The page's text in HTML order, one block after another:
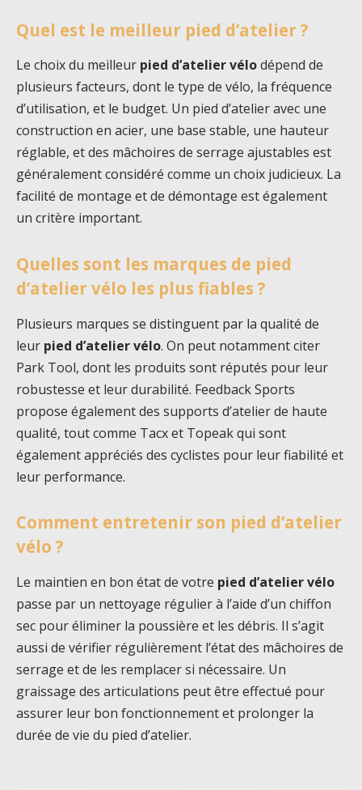
Quel est le meilleur pied d’atelier ?
Le choix du meilleur pied d’atelier vélodépend de
plusieurs facteurs, dont le type de vélo, la fréquence
d’utilisation, et le budget. Un pied d’atelier avec une
construction en acier, une base stable, une hauteur
réglable, et des mâchoires de serrage ajustables est
généralement considéré comme un choix judicieux. La
facilité de montage et de démontage est également
un critère important.
Quelles sont les marques de pied
d’atelier vélo les plus fiables ?
Plusieurs marques se distinguent par la qualité de
leur pied d’atelier vélo. On peut notamment citer
Park Tool, dont les produits sont réputés pour leur
robustesse et leur durabilité. Feedback Sports
propose également des supports d’atelier de haute
qualité, tout comme Tacx et Topeak qui sont
également appréciés des cyclistes pour leur fiabilité et
leur performance.
Comment entretenir son pied d’atelier
vélo ?
Le maintien en bon état de votre pied d’atelier vélo
passe par un nettoyage régulier à l’aide d’un chiffon
sec pour éliminer la poussière et les débris. Il s’agit
aussi de vérifier régulièrement l’état des mâchoires de
serrage et de les remplacer si nécessaire. Un
graissage des articulations peut être effectué pour
assurer leur bon fonctionnement et prolonger la
durée de vie du pied d’atelier.